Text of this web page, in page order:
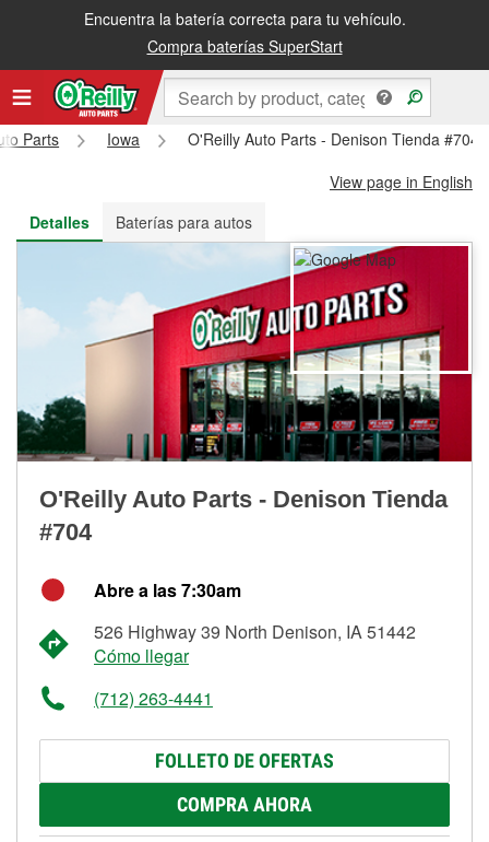
Encuentra la batería correcta para tu vehículo.
Compra baterías SuperStart
Recibe tu orden gratis al día siguiente o recógela en la tienda
Parts Iowa
O'Reilly Auto Parts - Denison Tienda #704
View page in English
Detalles
Baterías para autos
O'Reilly Auto Parts - Denison Tienda
#704
Abre a las 7:30am
526 Highway 39 North Denison, IA 51442
Cómo llegar
(712) 263-4441
FOLLETO DE OFERTAS
COMPRA AHORA